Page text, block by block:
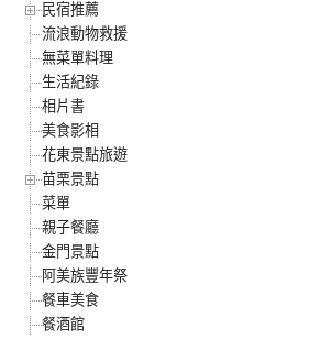
民宿推薦
流浪動物救援
無菜單料理
生活紀錄
相片書
美食影相
花東景點旅遊
苗栗景點
菜單
親子餐廳
金門景點
阿美族豐年祭
餐車美食
餐酒館